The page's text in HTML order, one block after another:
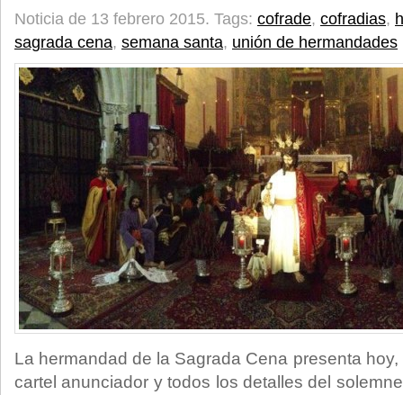
Noticia de 13 febrero 2015. Tags: cofrade, cofradias,
sagrada cena, semana santa, unión de hermandades
La hermandad de la Sagrada Cena presenta
cartel anunciador y todos los detalles del